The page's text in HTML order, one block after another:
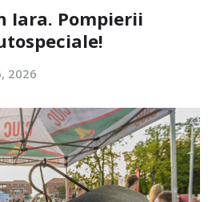
Iara. Pompierii
2026